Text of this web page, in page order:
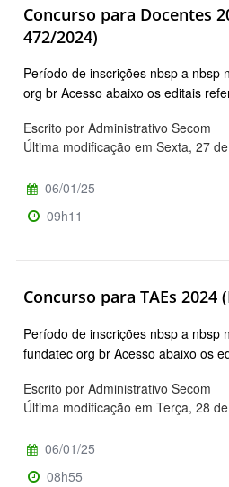
Concurso para Docentes
472/2024)
Período de inscrições nbsp a nbsp
org br Acesso abaixo os editais
Escrito por Administrativo Secom
Última modificação em Sexta, 27
06/01/25
09h11
Concurso para TAEs 2024
Período de inscrições nbsp a nbsp
fundatec org br Acesso abaixo os
Escrito por Administrativo Secom
Última modificação em Terça, 28
06/01/25
08h55